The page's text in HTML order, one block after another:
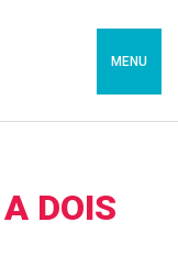
MENU
DOIS